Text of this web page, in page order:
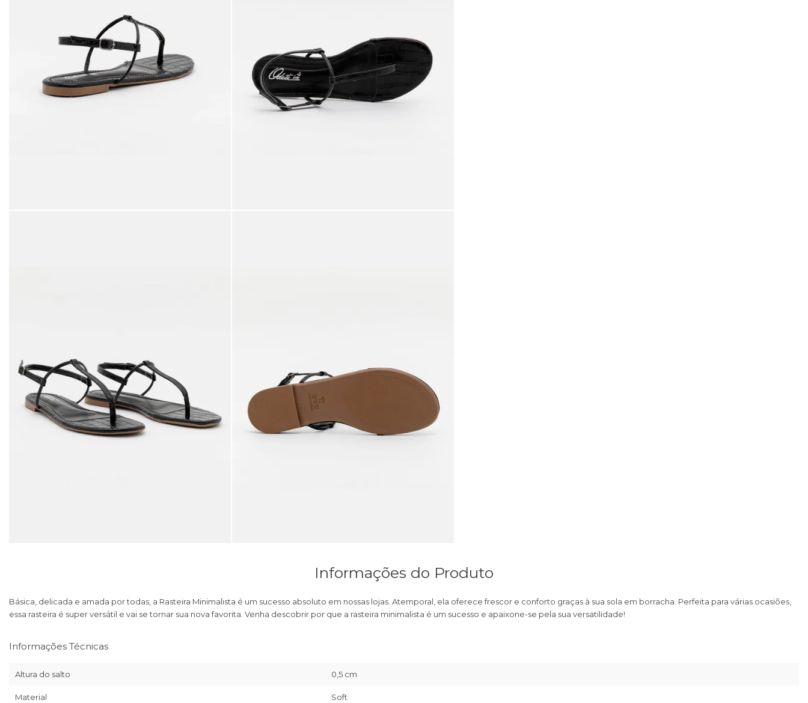
Informações do Produto
Básica, delicada e amada por todas, a Rasteira Minimalista é um sucesso absoluto em nossas lojas. Atemporal, ela oferece frescor e conforto graças à sua sola em borracha. Perfeita para várias ocasiões,
essa rasteira é super versátil e vai se tornar sua nova favorita. Venha descobrir por que a rasteira minimalista é um sucesso e apaixone-se pela sua versatilidade!
Informações Técnicas
Altura do salto 0,5 cm
Material Soft